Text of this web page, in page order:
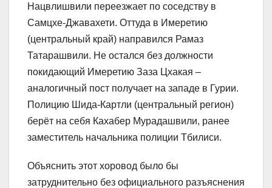
Нацвлишвили переезжает по соседству в
Самцхе-Джавахети. Оттуда в Имеретию
(центральный край) направился Рамаз
Татарашвили. Не остался без должности
покидающий Имеретию Заза Цхакая –
аналогичный пост получает на западе в Гурии.
Полицию Шида-Картли (центральный регион)
берёт на себя Кахабер Мурадашвили, ранее
заместитель начальника полиции Тбилиси.
Объяснить этот хоровод было бы
затруднительно без официального разъяснения